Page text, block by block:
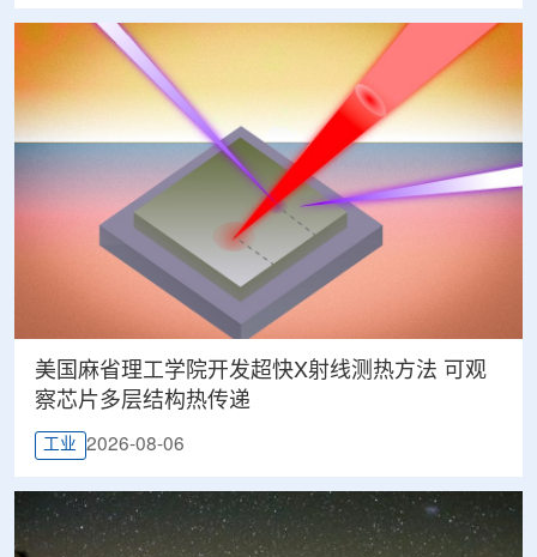
美国麻省理工学院开发超快X射线测热方法 可观
察芯片多层结构热传递
工业 2026-08-06